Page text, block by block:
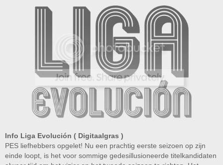
Info Liga Evolución ( Digitaalgras )
PES liefhebbers opgelet! Nu een prachtig eerste seizoen op zijn
einde loopt, is het voor sommige gedesillusioneerde titelkandidaten